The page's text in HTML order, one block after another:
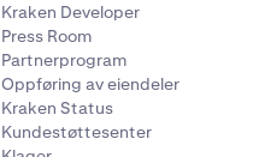
Kraken Developer
Press Room
Partnerprogram
Oppføring av eiendeler
Kraken Status
Kundestøttesenter